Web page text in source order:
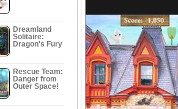
Dreamland
Solitaire:
Dragon's Fury
Rescue Team:
Danger from
Outer Space!